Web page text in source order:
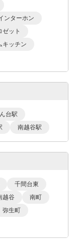
ンターホン
ゼット
キッチン
台駅
南越谷駅
千間台東
越谷
南町
弥生町